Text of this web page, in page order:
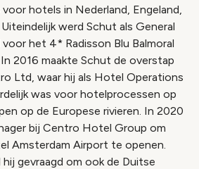
hotels in Nederland, Engeland,
werd Schut als General
het 4* Radisson Blu Balmoral
2016 maakte Schut de overstap
Ltd, waar hij als Hotel Operations
was voor hotelprocessen op
op de Europese rivieren. In 2020
bij Centro Hotel Group om
Amsterdam Airport te openen.
gevraagd om ook de Duitse